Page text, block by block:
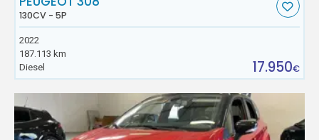
130CV - 5P
2022
187.113 km
Diesel
17.950€